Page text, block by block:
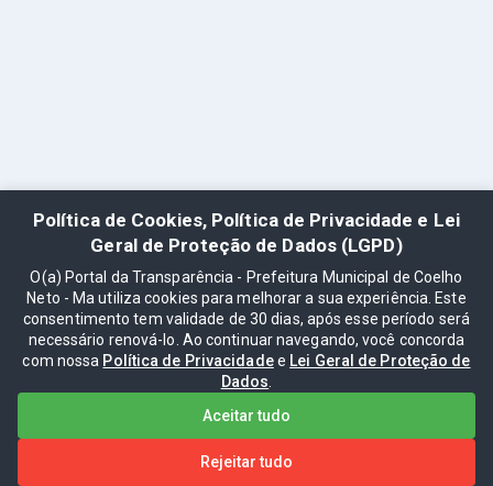
Política de Cookies, Política de Privacidade e Lei
Geral de Proteção de Dados (LGPD)
O(a) Portal da Transparência - Prefeitura Municipal de Coelho
Neto - Ma utiliza cookies para melhorar a sua experiência. Este
consentimento tem validade de 30 dias, após esse período será
necessário renová-lo. Ao continuar navegando, você concorda
com nossa Política de Privacidadee Lei Geral de Proteção de
Dados
Aceitar tudo
Rejeitar tudo